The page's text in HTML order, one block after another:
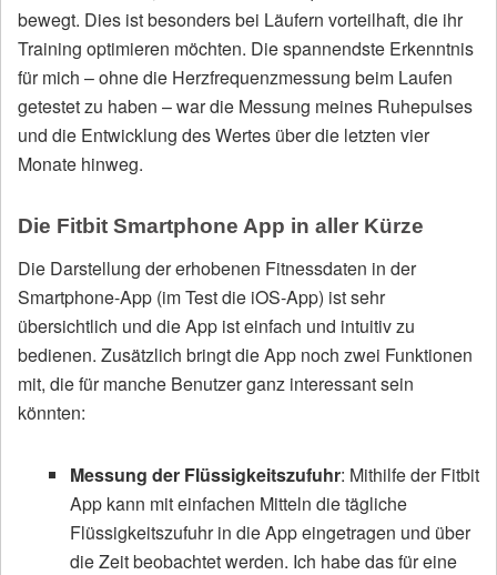
bewegt. Dies ist besonders bei Läufern vorteilhaft, die ihr
Training optimieren möchten. Die spannendste Erkenntnis
für mich – ohne die Herzfrequenzmessung beim Laufen
getestet zu haben – war die Messung meines Ruhepulses
und die Entwicklung des Wertes über die letzten vier
Monate hinweg.
Die Fitbit Smartphone App in aller Kürze
Die Darstellung der erhobenen Fitnessdaten in der
Smartphone-App (im Test die iOS-App) ist sehr
übersichtlich und die App ist einfach und intuitiv zu
bedienen. Zusätzlich bringt die App noch zwei Funktionen
mit, die für manche Benutzer ganz interessant sein
könnten:
Messung der Flüssigkeitszufuhr: Mithilfe der Fitbit
App kann mit einfachen Mitteln die tägliche
Flüssigkeitszufuhr in die App eingetragen und über
die Zeit beobachtet werden. Ich habe das für eine